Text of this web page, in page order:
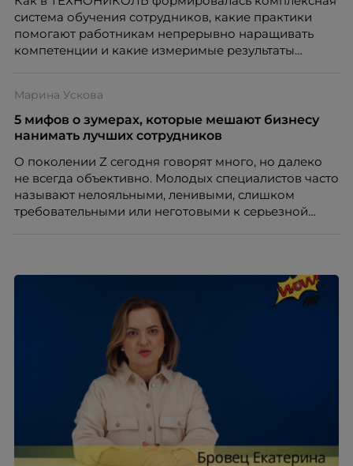
система обучения сотрудников, какие практики
помогают работникам непрерывно наращивать
компетенции и какие измеримые результаты
закупкам направления «Минеральная изоляция»
компании ТЕХНОНИКОЛЬ.
Марина Ускова
5 мифов о зумерах, которые мешают бизнесу
нанимать лучших сотрудников
О поколении Z сегодня говорят много, но далеко
не всегда объективно. Молодых специалистов часто
называют нелояльными, ленивыми, слишком
требовательными или неготовыми к серьезной
руководитель отдела подбора персонала
рекрутинговой компании, разбирает самые
распространенные мифы о зумерах и объясняет,
почему устаревшие представления мешают
бизнесу находить и удерживать сильных